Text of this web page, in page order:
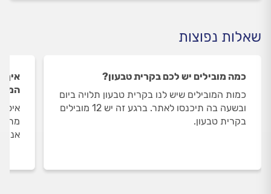
שאלות נפוצות
כמה מובילים יש לכם בקרית טבעון?
כמות המובילים שיש לנו בקרית טבעון תלויה ביום
ובשעה בה תיכנסו לאתר. ברגע זה יש 12 מובילים
בקרית טבעון.
איך
אנו